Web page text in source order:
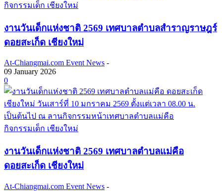
กิจกรรมเด็ก เชียงใหม่
งานวันเด็กแห่งชาติ 2569 เทศบาลตำบลสำราญราษฎร์
ดอยสะเก็ด เชียงใหม่
At-Chiangmai.com Event News -
09 January 2026
0
กิจกรรมเด็ก เชียงใหม่
งานวันเด็กแห่งชาติ 2569 เทศบาลตำบลแม่คือ
ดอยสะเก็ด เชียงใหม่
At-Chiangmai.com Event News -